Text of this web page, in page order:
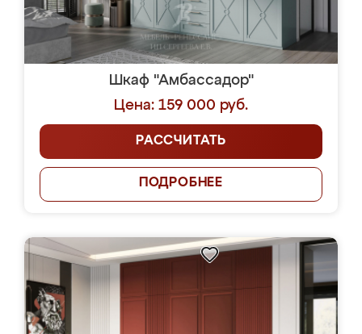
Шкаф "Амбассадор"
Цена: 159 000 руб.
РАССЧИТАТЬ
ПОДРОБНЕЕ